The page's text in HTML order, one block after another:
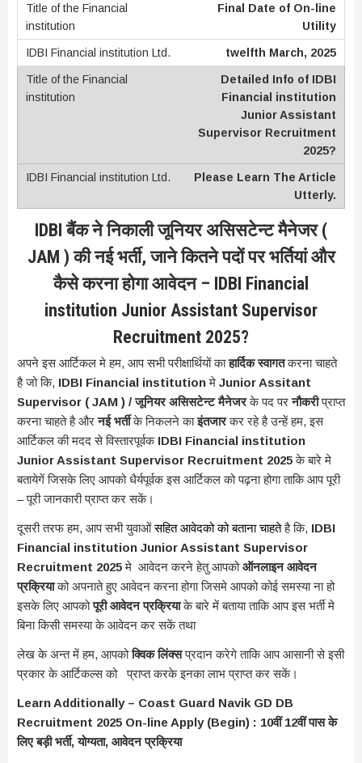
Final Date of On-line
Utility
twelfth March, 2025
Detailed Info of IDBI
Financial institution
Junior Assistant
Supervisor Recruitment
2025?
Please Learn The Article
Utterly.
IDBI बैंक ने निकाली जूनियर असिसटेन्ट मैनेजर (
JAM ) की नई भर्ती, जाने कितने पदों पर भर्तियां और
कैसे करना होगा आवेदन – IDBI Financial
institution Junior Assistant Supervisor
Recruitment 2025?
अपने इस आर्टिकल मे हम, आप सभी परीक्षार्थियों काहार्दिक स्वागतकरना चाहते
है जो कि, IDBI Financial institutionमे Junior Assitant
Supervisor ( JAM ) / जूनियर असिसटेन्ट मैनेजरके पद परनौकरीप्राप्त
करना चाहते है औरनई भर्तीके निकलने काइंतजारकर रहे है उन्हें हम, इस
आर्टिकल की मदद से विस्तारपूर्वक IDBI Financial institution
Junior Assistant Supervisor Recruitment 2025के बारे मे
बतायेगें जिसके लिए आपको धैर्यपूर्वक इस आर्टिकल को पढ़ना होगा ताकि आप पूरी
– पूरी जानकारी प्राप्त कर सकें।
दूसरी तरफ हम, आप सभी युवाओंसहित आवेदको को बताना चाहतेहै कि, IDBI
Financial institution Junior Assistant Supervisor
Recruitment 2025मे आवेदन करने हेतु आपकोऑनलाइन आवेदन
प्रक्रियाको अपनाते हुए आवेदन करना होगा जिसमे आपको कोई समस्या ना हो
इसके लिए आपकोपूरी आवेदन प्रक्रियाके बारे में बताया ताकि आप इस भर्ती मे
बिना किसी समस्या के आवेदन कर सकें तथा
लेख के अन्त में हम, आपकोक्विक लिंक्सप्रदान करेगे ताकि आप आसानी से इसी
प्रकार के आर्टिकल्स को प्राप्त करके इनका लाभ प्राप्त कर सकें।
Learn Additionally – Coast Guard Navik GD DB
Recruitment 2025 On-line Apply (Begin) : 10वीं 12वीं पास के
लिए बड़ी भर्ती, योग्यता, आवेदन प्रक्रिया